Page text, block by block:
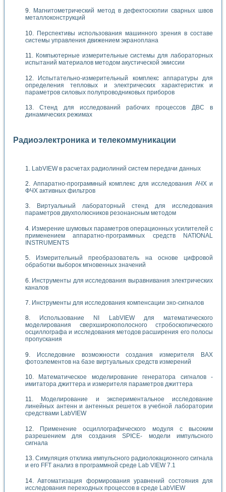
Магнитометрический метод в дефектоскопии сварных швов
металлоконструкций
Перспективы использования машинного зрения в составе
системы управления движением экраноплана
Компьютерные измерительные системы для лабораторных
испытаний материалов методом акустической эмиссии
Испытательно-измерительный комплекс аппаратуры для
определения тепловых и электрических характеристик и
параметров силовых полупроводниковых приборов
Стенд для исследований рабочих процессов ДВС в
динамических режимах
Радиоэлектроника и телекоммуникации
LabVIEW в расчетах радиолиний систем передачи данных
Аппаратно-программный комплекс для исследования АЧХ и
ФЧХ активных фильтров
Виртуальный лабораторный стенд для исследования
параметров двухполюсников резонансным методом
Измерение шумовых параметров операционных усилителей с
применением аппаратно-программных средств NATIONAL
INSTRUMENTS
Измерительный преобразователь на основе цифровой
обработки выборок мгновенных значений
Инструменты для исследования выравнивания электрических
каналов
Инструменты для исследования компенсации эхо-сигналов
Использование NI LabVIEW для математического
моделирования сверхширокополосного стробоскопического
осциллографа и исследования методов расширения его полосы
пропускания
Исследовние возможности создания измерителя ВАХ
фотоэлементов на базе виртуальных средств измерений
Математическое моделирование генератора сигналов -
имитатора джиттера и измерителя параметров джиттера
Моделирование и экспериментальное исследование
линейных антенн и антенных решеток в учебной лаборатории
средствами LabVIEW
Применение осциллографического модуля с высоким
разрешением для создания SPICE- модели импульсного
сигнала
Симуляция отклика импульсного радиолокационного сигнала
и его FFT анализ в программной среде Lab VIEW 7.1
Автоматизация формирования уравнений состояния для
исследования переходных процессов в среде LabVIEW